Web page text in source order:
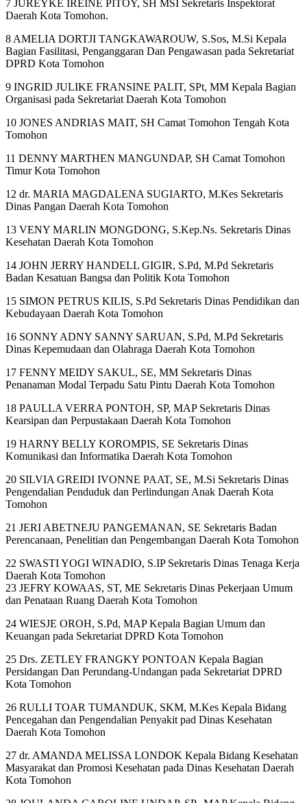
7 JUREYKE IREINE PITOY, SH MSI Sekretaris Inspektorat
Daerah Kota Tomohon.
8 AMELIA DORTJI TANGKAWAROUW, S.Sos, M.Si Kepala
Bagian Fasilitasi, Penganggaran Dan Pengawasan pada Sekretariat
DPRD Kota Tomohon
9 INGRID JULIKE FRANSINE PALIT, SPt, MM Kepala Bagian
Organisasi pada Sekretariat Daerah Kota Tomohon
10 JONES ANDRIAS MAIT, SH Camat Tomohon Tengah Kota
Tomohon
11 DENNY MARTHEN MANGUNDAP, SH Camat Tomohon
Timur Kota Tomohon
12 dr. MARIA MAGDALENA SUGIARTO, M.Kes Sekretaris
Dinas Pangan Daerah Kota Tomohon
13 VENY MARLIN MONGDONG, S.Kep.Ns. Sekretaris Dinas
Kesehatan Daerah Kota Tomohon
14 JOHN JERRY HANDELL GIGIR, S.Pd, M.Pd Sekretaris
Badan Kesatuan Bangsa dan Politik Kota Tomohon
15 SIMON PETRUS KILIS, S.Pd Sekretaris Dinas Pendidikan dan
Kebudayaan Daerah Kota Tomohon
16 SONNY ADNY SANNY SARUAN, S.Pd, M.Pd Sekretaris
Dinas Kepemudaan dan Olahraga Daerah Kota Tomohon
17 FENNY MEIDY SAKUL, SE, MM Sekretaris Dinas
Penanaman Modal Terpadu Satu Pintu Daerah Kota Tomohon
18 PAULLA VERRA PONTOH, SP, MAP Sekretaris Dinas
Kearsipan dan Perpustakaan Daerah Kota Tomohon
19 HARNY BELLY KOROMPIS, SE Sekretaris Dinas
Komunikasi dan Informatika Daerah Kota Tomohon
20 SILVIA GREIDI IVONNE PAAT, SE, M.Si Sekretaris Dinas
Pengendalian Penduduk dan Perlindungan Anak Daerah Kota
Tomohon
21 JERI ABETNEJU PANGEMANAN, SE Sekretaris Badan
Perencanaan, Penelitian dan Pengembangan Daerah Kota Tomohon
22 SWASTI YOGI WINADIO, S.IP Sekretaris Dinas Tenaga Kerja
Daerah Kota Tomohon
23 JEFRY KOWAAS, ST, ME Sekretaris Dinas Pekerjaan Umum
dan Penataan Ruang Daerah Kota Tomohon
24 WIESJE OROH, S.Pd, MAP Kepala Bagian Umum dan
Keuangan pada Sekretariat DPRD Kota Tomohon
25 Drs. ZETLEY FRANGKY PONTOAN Kepala Bagian
Persidangan Dan Perundang-Undangan pada Sekretariat DPRD
Kota Tomohon
26 RULLI TOAR TUMANDUK, SKM, M.Kes Kepala Bidang
Pencegahan dan Pengendalian Penyakit pad Dinas Kesehatan
Daerah Kota Tomohon
27 dr. AMANDA MELISSA LONDOK Kepala Bidang Kesehatan
Masyarakat dan Promosi Kesehatan pada Dinas Kesehatan Daerah
Kota Tomohon